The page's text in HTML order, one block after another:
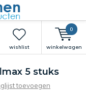
wishlist winkelwagen
0
5 stuks
toevoegen